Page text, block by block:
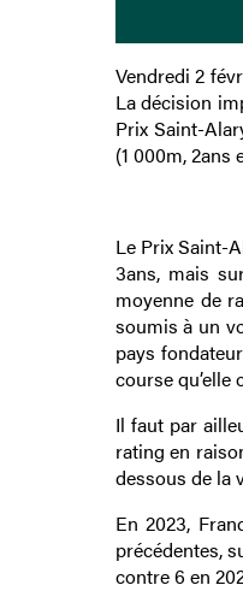
Vendredi 2
La décision
Prix Saint-
(1 000m, 2ans
Le Prix Saint-
3ans, mais
moyenne de
soumis à un
pays
course qu’elle
Il faut par
rating en
dessous de la
En 2023,
précédentes,
contre 6 en